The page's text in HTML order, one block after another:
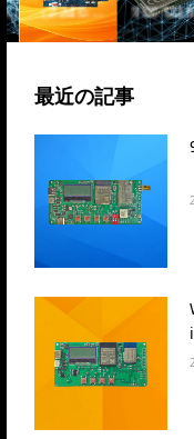
… （Z240-…
900T22S
最近の記事